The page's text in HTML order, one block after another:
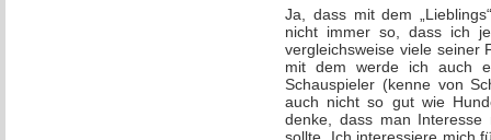
Ja, dass mit dem
nicht immer so, dass ich
vergleichsweise viele seiner
mit dem werde ich auch
Schauspieler (kenne von
auch nicht so gut wie
denke, dass man Interesse